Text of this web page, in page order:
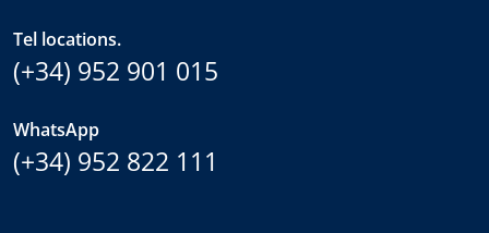
Tel locations.
(+34) 952 901 015
WhatsApp
(+34) 952 822 111